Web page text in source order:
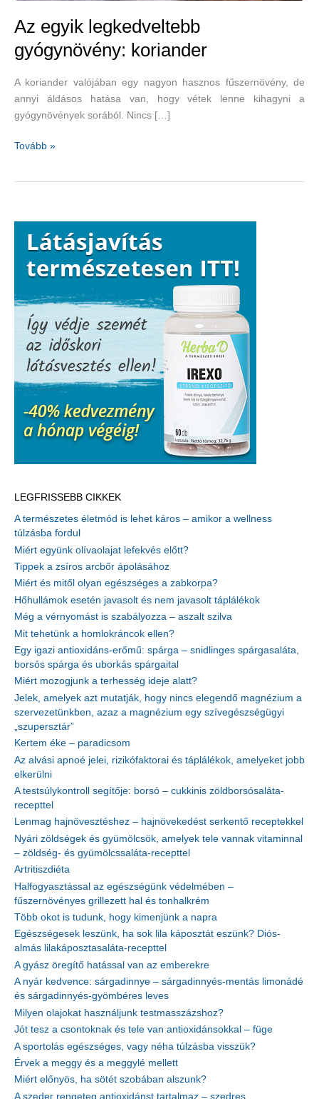
Az egyik legkedveltebb
gyógynövény: koriander
A koriander valójában egy nagyon hasznos fűszernövény, de
annyi áldásos hatása van, hogy vétek lenne kihagyni a
gyógynövények sorából. Nincs […]
Az
Tovább »
LEGFRISSEBB CIKKEK
A természetes életmód is lehet káros – amikor a wellness
túlzásba fordul
Miért együnk olívaolajat lefekvés előtt?
Tippek a zsíros arcbőr ápolásához
Miért és mitől olyan egészséges a zabkorpa?
Hőhullámok esetén javasolt és nem javasolt táplálékok
Még a vérnyomást is szabályozza – aszalt szilva
Mit tehetünk a homlokráncok ellen?
Egy igazi antioxidáns-erőmű: spárga – snidlinges spárgasaláta,
borsós spárga és uborkás spárgaital
Miért mozogjunk a terhesség ideje alatt?
Jelek, amelyek azt mutatják, hogy nincs elegendő magnézium a
szervezetünkben, azaz a magnézium egy szívegészségügyi
„szupersztár”
Kertem éke – paradicsom
Az alvási apnoé jelei, rizikófaktorai és táplálékok, amelyeket jobb
elkerülni
A testsúlykontroll segítője: borsó – cukkinis zöldborsósaláta-
recepttel
Lenmag hajnövesztéshez – hajnövekedést serkentő receptekkel
Nyári zöldségek és gyümölcsök, amelyek tele vannak vitaminnal
– zöldség- és gyümölcssaláta-recepttel
Artritiszdiéta
Halfogyasztással az egészségünk védelmében –
fűszernövényes grillezett hal és tonhalkrém
Több okot is tudunk, hogy kimenjünk a napra
Egészségesek leszünk, ha sok lila káposztát eszünk? Diós-
almás lilakáposztasaláta-recepttel
A gyász öregítő hatással van az emberekre
A nyár kedvence: sárgadinnye – sárgadinnyés-mentás limonádé
és sárgadinnyés-gyömbéres leves
Milyen olajokat használjunk testmasszázshoz?
Jót tesz a csontoknak és tele van antioxidánsokkal – füge
A sportolás egészséges, vagy néha túlzásba visszük?
Érvek a meggy és a meggylé mellett
Miért előnyös, ha sötét szobában alszunk?
A szeder rengeteg antioxidánst tartalmaz – szedres